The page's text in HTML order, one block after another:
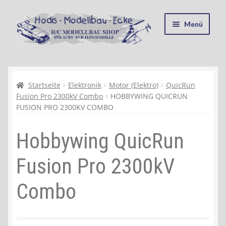
Zur
Navigation
springen
Zum
Inhalt
springen
Menü
Kasse
Mein Konto
Recycling, Entsorgung und Umwelt
Shop
Warenkorb
Ablauf einer Bestellung
Startseite Elektronik Motor (Elektro)
QuicRun
Fusion Pro 2300kV Combo
HOBBYWING QUICRUN
FUSION PRO 2300KV COMBO
Hobbywing QuicRun
Fusion Pro 2300kV
Combo